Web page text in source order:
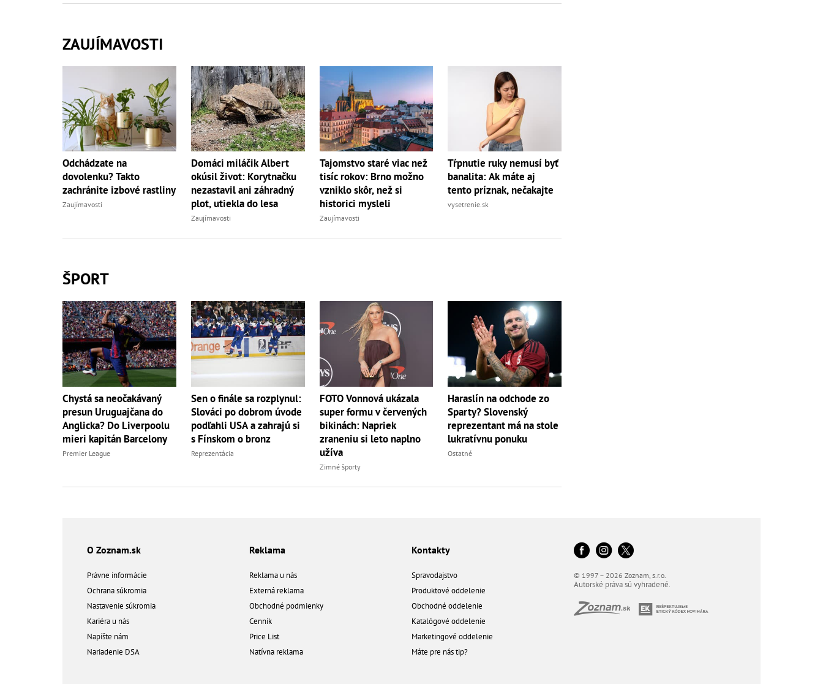
ZAUJÍMAVOSTI
Odchádzate na
dovolenku? Takto
zachránite izbové rastliny
Zaujímavosti
Domáci miláčik Albert
okúsil život: Korytnačku
nezastavil ani záhradný
plot, utiekla do lesa
Zaujímavosti
Tajomstvo staré viac než
tisíc rokov: Brno možno
vzniklo skôr, než si
historici mysleli
Zaujímavosti
Tŕpnutie ruky nemusí byť
banalita: Ak máte aj
tento príznak, nečakajte
vysetrenie.sk
ŠPORT
Chystá sa neočakávaný
presun Uruguajčana do
Anglicka? Do Liverpoolu
mieri kapitán Barcelony
Premier League
Sen o finále sa rozplynul:
Slováci po dobrom úvode
podľahli USA a zahrajú si
s Fínskom o bronz
Reprezentácia
FOTO Vonnová ukázala
super formu v červených
bikinách: Napriek
zraneniu si leto naplno
užíva
Zimné športy
Haraslín na odchode zo
Sparty? Slovenský
reprezentant má na stole
lukratívnu ponuku
Ostatné
O Zoznam.sk
Právne informácie
Ochrana súkromia
Nastavenie súkromia
Kariéra u nás
Napíšte nám
Nariadenie DSA
Reklama
Reklama u nás
Externá reklama
Obchodné podmienky
Cenník
Price List
Natívna reklama
Kontakty
Spravodajstvo
Produktové oddelenie
Obchodné oddelenie
Katalógové oddelenie
Marketingové oddelenie
Máte pre nás tip?
© 1997 – 2026 Zoznam, s.r.o.
Autorské práva sú vyhradené.